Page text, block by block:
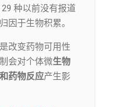
种以前没有报道
因于生物积累。
改变药物可用性
会对个体微生物
药物反应产生影